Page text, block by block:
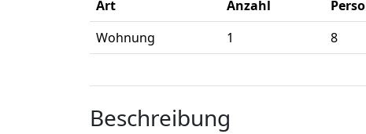
Art Anzahl
Wohnung
1 8
Beschreibung